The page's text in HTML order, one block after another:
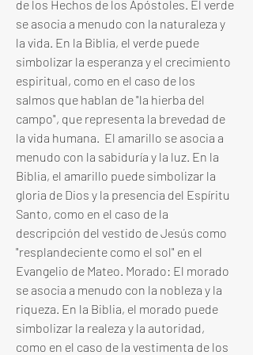
de los Hechos de los Apóstoles. El verde
se asocia a menudo con la naturaleza y
la vida. En la Biblia, el verde puede
simbolizar la esperanza y el crecimiento
espiritual, como en el caso de los
salmos que hablan de "la hierba del
campo", que representa la brevedad de
la vida humana.  El amarillo se asocia a
menudo con la sabiduría y la luz. En la
Biblia, el amarillo puede simbolizar la
gloria de Dios y la presencia del Espíritu
Santo, como en el caso de la
descripción del vestido de Jesús como
"resplandeciente como el sol" en el
Evangelio de Mateo. Morado: El morado
se asocia a menudo con la nobleza y la
riqueza. En la Biblia, el morado puede
simbolizar la realeza y la autoridad,
como en el caso de la vestimenta de los